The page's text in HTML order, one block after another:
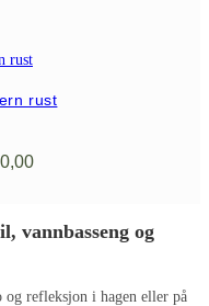
rust
Prisområde:
vannbasseng og
og refleksjon i hagen eller på